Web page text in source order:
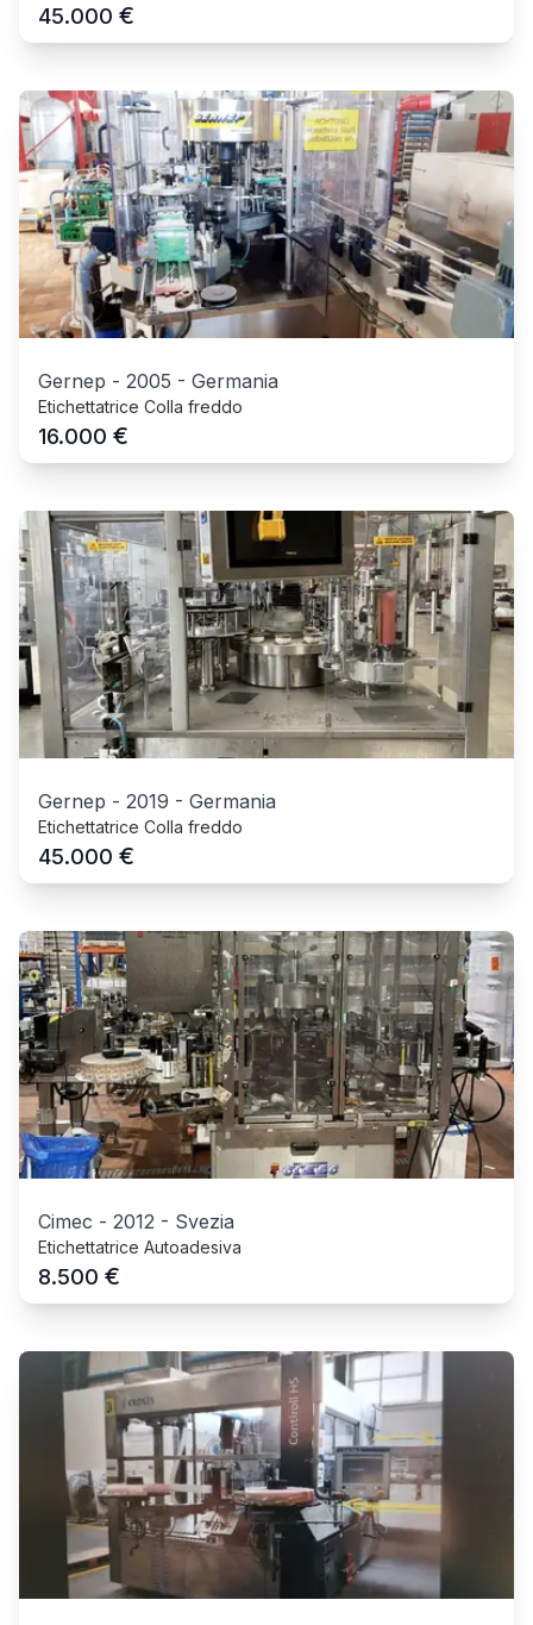
45.000 €
Gernep - 2005 - Germania
Etichettatrice Colla freddo
16.000 €
Gernep - 2019 - Germania
Etichettatrice Colla freddo
45.000 €
Cimec - 2012 - Svezia
Etichettatrice Autoadesiva
8.500 €